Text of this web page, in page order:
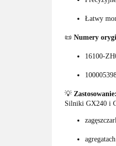
Łatwy
📜 Numery
16100-
💡 Zastosowanie:
Silniki GX240 i